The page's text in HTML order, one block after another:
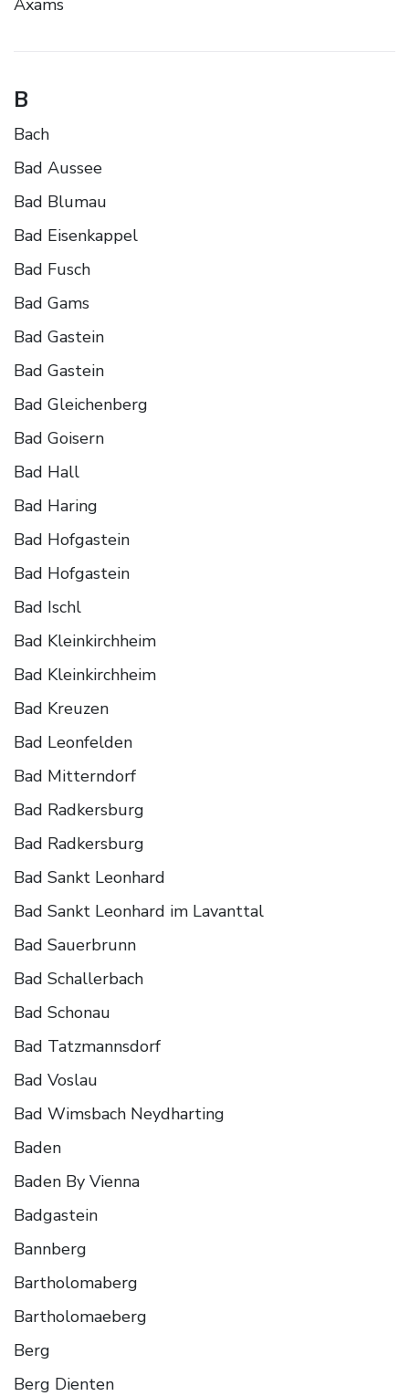
B
Bach
Bad Aussee
Bad Blumau
Bad Eisenkappel
Bad Fusch
Bad Gams
Bad Gastein
Bad Gastein
Bad Gleichenberg
Bad Goisern
Bad Hall
Bad Haring
Bad Hofgastein
Bad Hofgastein
Bad Ischl
Bad Kleinkirchheim
Bad Kleinkirchheim
Bad Kreuzen
Bad Leonfelden
Bad Mitterndorf
Bad Radkersburg
Bad Radkersburg
Bad Sankt Leonhard
Bad Sankt Leonhard im Lavanttal
Bad Sauerbrunn
Bad Schallerbach
Bad Schonau
Bad Tatzmannsdorf
Bad Voslau
Bad Wimsbach Neydharting
Baden
Baden By Vienna
Badgastein
Bannberg
Bartholomaberg
Bartholomaeberg
Berg
Berg Dienten